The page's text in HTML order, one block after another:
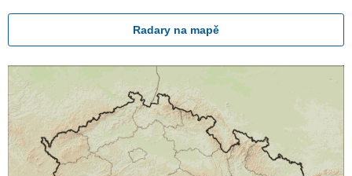
Radary na mapě